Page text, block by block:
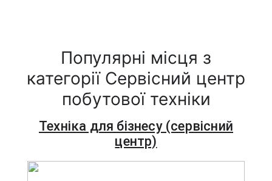
Популярні місця з
категорії Сервісний центр
побутової техніки
Техніка для бізнесу (сервісний
центр)